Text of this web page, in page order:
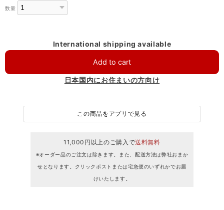
数量
International shipping available
Add to cart
日本国内にお住まいの方向け
この商品をアプリで見る
11,000円以上のご購入で送料無料
※オーダー品のご注文は除きます。また、配送方法は弊社おまか
せとなります。クリックポストまたは宅急便のいずれかでお届
けいたします。